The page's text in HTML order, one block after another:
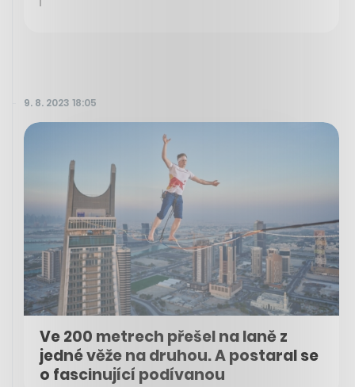
9. 8. 2023 18:05
Ve 200 metrech přešel na laně z
jedné věže na druhou. A postaral se
o fascinující podívanou